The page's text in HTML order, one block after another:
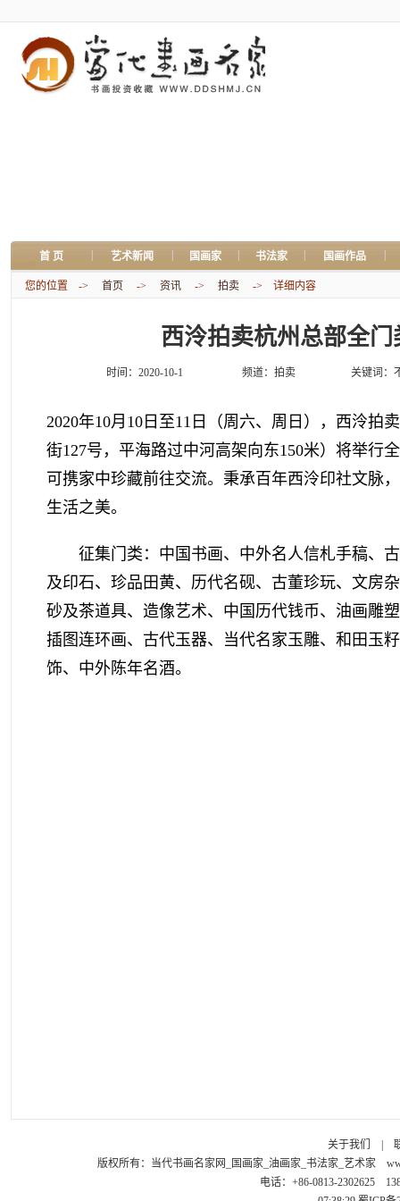
首 页 艺术新闻 国画家 书法家 国画作品
您的位置 -> 首页 -> 资讯 -> 拍卖 -> 详细内容
西泠拍卖杭州总部全
时间：2020-10-1 频道： 拍卖 关键词
2020年10月10日至11日（周六、周日），西泠拍
街127号，平海路过中河高架向东150米）将举行
可携家中珍藏前往交流。秉承百年西泠印社文脉
生活之美。
征集门类：中国书画、中外名人信札手稿、古
及印石、珍品田黄、历代名砚、古董珍玩、文房
砂及茶道具、造像艺术、中国历代钱币、油画雕
插图连环画、古代玉器、当代名家玉雕、和田玉
饰、中外陈年名酒。
关于我们
版权所有： 当代书画名家网_国画家_油画家_书法家_艺术家
电话：+86-0813-2302625